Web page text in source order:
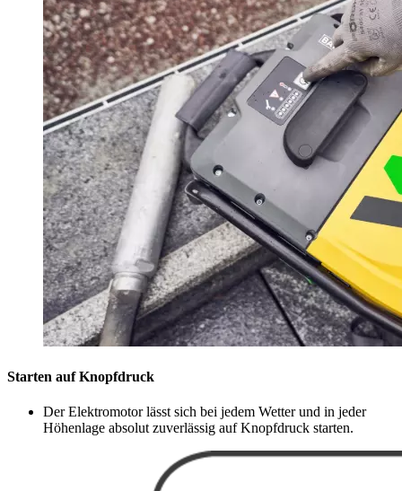
Starten auf Knopfdruck
Der Elektromotor lässt sich bei jedem Wetter und in jeder
Höhenlage absolut zuverlässig auf Knopfdruck starten.